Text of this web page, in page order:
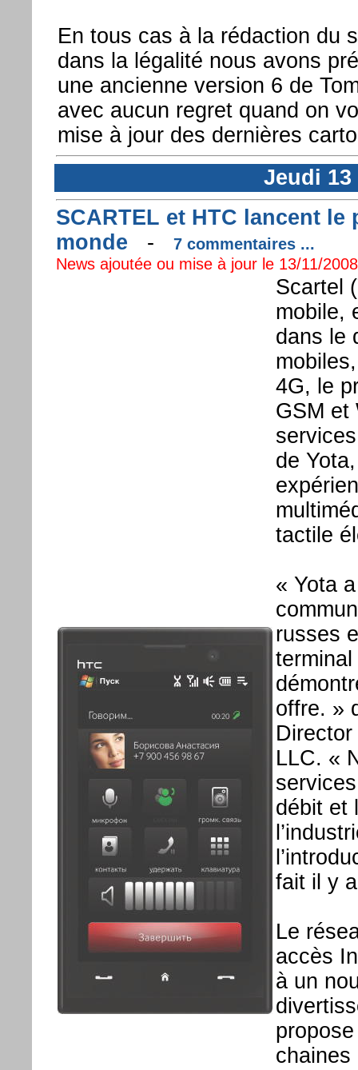
En tous cas à la rédaction du
dans la légalité nous avons
une ancienne version 6 de
avec aucun regret quand on
mise à jour des dernières
Jeudi 13
SCARTEL et HTC lancent le
monde -
7 commentaires ...
News ajoutée ou mise à jour le 13/11/
Scartel
mobile,
dans le
4G, le
GSM et
de
tactile
« Yota
russes
offre. »
Director
LLC. «
débit et
fait il y
Le
accès
à un
chaines